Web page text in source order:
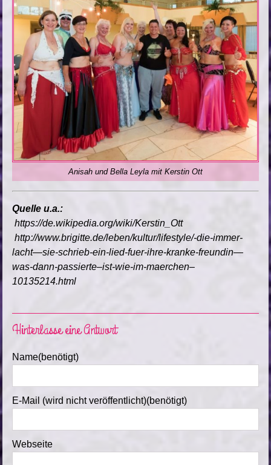
Anisah und Bella Leyla mit Kerstin Ott
Quelle u.a.:
https://de.wikipedia.org/wiki/Kerstin_Ott
http://www.brigitte.de/leben/kultur/lifestyle/-die-immer-
lacht—sie-schrieb-ein-lied-fuer-ihre-kranke-freundin—
was-dann-passierte–ist-wie-im-maerchen–
10135214.html
Hinterlasse eine Antwort
Name(benötigt)
E-Mail (wird nicht veröffentlicht)(benötigt)
Webseite